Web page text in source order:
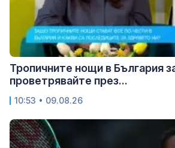
Тропичните нощи в България
проветрявайте през...
10:53 • 09.08.26